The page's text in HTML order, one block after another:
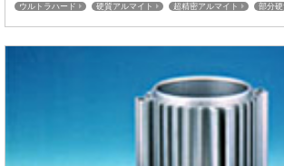
ウルトラハード 硬質アルマイト 超精密アルマイト
部分硬